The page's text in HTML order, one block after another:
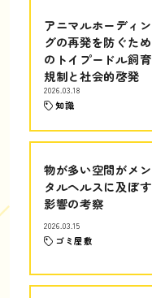
アニマルホーディン
グの再発を防ぐため
のトイプードル飼育
規制と社会的啓発
2026.03.18
知識
物が多い空間がメン
タルヘルスに及ぼす
影響の考察
2026.03.15
ゴミ屋敷